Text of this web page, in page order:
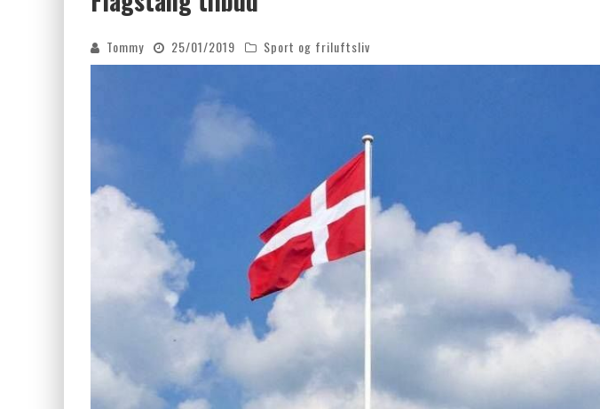
Tommy 25/01/2019 Sport og friluftsliv